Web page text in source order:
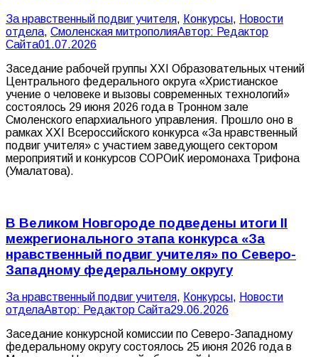
За нравственный подвиг учителя, Конкурсы, Новости
отдела, Смоленская митрополияАвтор: Редактор
Сайта01.07.2026
Заседание рабочей группы XXI Образовательных чтений
Центрального федерального округа «Христианское
учение о человеке и вызовы современных технологий»
состоялось 29 июня 2026 года в Тронном зале
Смоленского епархиального управления. Прошло оно в
рамках XXI Всероссийского конкурса «За нравственный
подвиг учителя» с участием заведующего сектором
мероприятий и конкурсов СОРОиК иеромонаха Трифона
(Умалатова).
В Великом Новгороде подведены итоги II
межрегионального этапа конкурса «За
нравственный подвиг учителя» по Северо-
Западному федеральному округу
За нравственный подвиг учителя, Конкурсы, Новости
отделаАвтор: Редактор Сайта29.06.2026
Заседание конкурсной комиссии по Северо-Западному
федеральному округу состоялось 25 июня 2026 года в